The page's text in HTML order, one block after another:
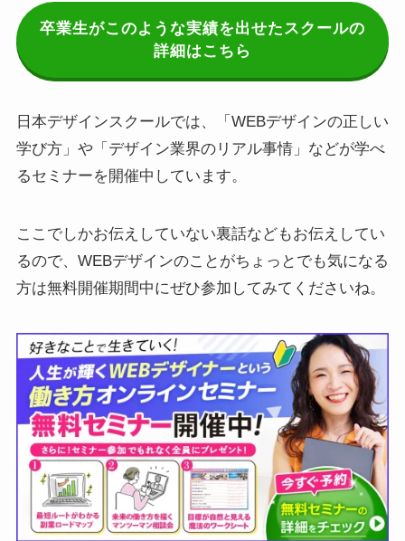
卒業生がこのような実績を出せたスクールの
詳細はこちら
日本デザインスクールでは、「WEBデザインの正しい
学び方」や「デザイン業界のリアル事情」などが学べ
るセミナーを開催中しています。
ここでしかお伝えしていない裏話などもお伝えしてい
るので、WEBデザインのことがちょっとでも気になる
方は無料開催期間中にぜひ参加してみてくださいね。